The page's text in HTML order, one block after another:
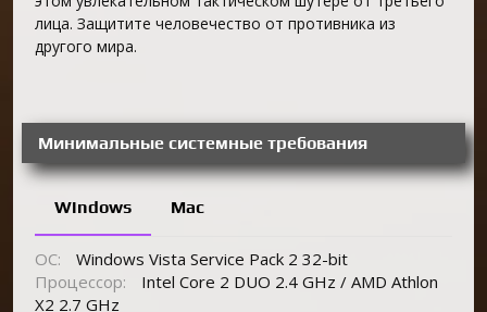
лица. Защитите человечество от противника из
другого мира.
Минимальные системные требования
Windows Mac
ОС:
Windows Vista Service Pack 2 32-bit
Процессор:
Intel Core 2 DUO 2.4 GHz / AMD Athlon
X2 2.7 GHz